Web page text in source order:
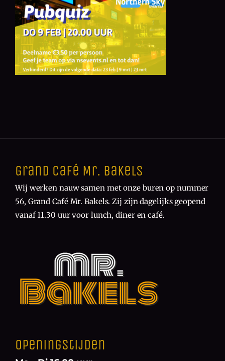
Grand Café Mr. Bakels
Wij werken nauw samen met onze buren op nummer
56, Grand Café Mr. Bakels. Zij zijn dagelijks geopend
vanaf 11.30 uur voor lunch, diner en café.
Openingstijden